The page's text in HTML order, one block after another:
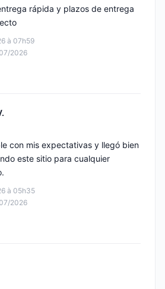
à 07h59
2026
rápida y plazos de entrega
à 05h35
2026
con mis expectativas y llegó bien
este sitio para cualquier